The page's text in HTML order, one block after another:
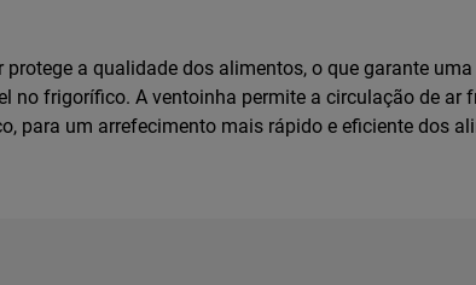
protege a qualidade dos alimentos, o que garante
no frigorífico. A ventoinha permite a circulação de ar
para um arrefecimento mais rápido e eficiente dos